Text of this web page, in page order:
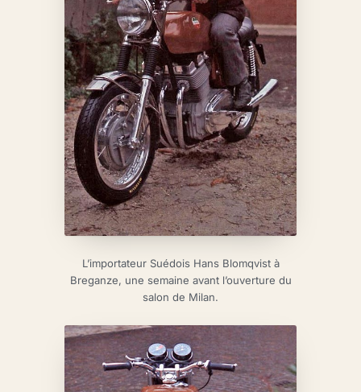
L’importateur Suédois Hans Blomqvist à
Breganze, une semaine avant l’ouverture du
salon de Milan.